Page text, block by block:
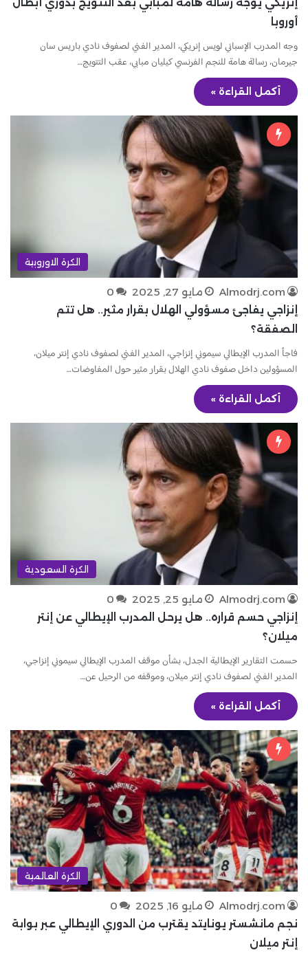
أوروبا
وجه المدرب الإسباني لويس إنريكي، المدير الفني لصفوف نادي باريس سان
جيرمان، رسالة هامة للنجم الفرنسي كيليان مبابي، عقب التتويج…
أكمل القراءة »
الكرة الاوروبية
Almodrj.com مايو 27, 2025
0
إنزاجي يفاجئ مسؤولي الهلال بقرار مثير.. هل تتم
الصفقة؟
فاجأ المدرب الإيطالي سيموني إنزاجي، المدير الفني لصفوف نادي إنتر ميلان،
المسؤولين داخل صفوف نادي الهلال بقرار مثير حول المفاوضات…
أكمل القراءة »
الكرة السعودية
Almodrj.com مايو 25, 2025
0
إنزاجي حسم قراره.. هل يرحل المدرب الإيطالي عن إنتر
ميلان؟
حسمت التقارير الإيطالية الجدل، بشأن موقف المدرب الإيطالي سيموني إنزاجي،
المدير الفني لصفوف نادي إنتر ميلان، وموقفه من الرحيل عن…
أكمل القراءة »
الكرة العالمية
Almodrj.com مايو 16, 2025
0
نجم مانشستر يونايتد يقترب من الدوري الإيطالي عبر بوابة
إنتر ميلان